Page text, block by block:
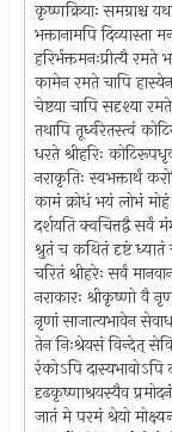
कृष्णक्रियाः समग्राश्च
भक्तानामपि दिव्यास्ता
हरिर्भक्तमनःप्रीत्यै रमते
कामेन रमते चापि
चेष्टया चापि सदृश्या
तथापि तूर्ध्वरेतस्त्वं
धरते श्रीहरिः
नराकृतिः स्वभक्तार्थं
कामं क्रोधं भयं लोभं
दर्शयति क्वचित्तद्वै
श्रुतं च कथितं दृष्टं ध्यातं
चरितं श्रीहरेः सर्वं
नराकारः श्रीकृष्णो वै
नृणां साजात्यभावेन
तेन निःश्रेयसं विन्देत्
रंकोऽपि
दृढकृष्णाश्रयस्यैव
जातं मे परमं श्रेयो